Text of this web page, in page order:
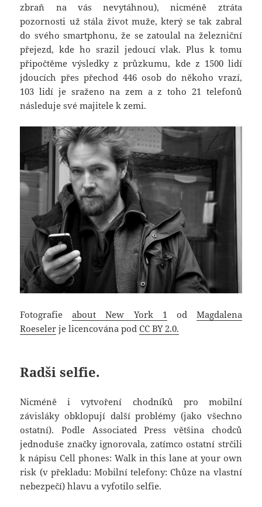
zbraň na vás nevytáhnou), nicméně ztráta
pozornosti už stála život muže, který se tak zabral
do svého smartphonu, že se zatoulal na železniční
přejezd, kde ho srazil jedoucí vlak. Plus k tomu
připočtěme výsledky z průzkumu, kde z 1500 lidí
jdoucích přes přechod 446 osob do někoho vrazí,
103 lidí je sraženo na zem a z toho 21 telefonů
následuje své majitele k zemi.
Fotografieabout New York 1 od Magdalena
Roeseler je licencována podCC BY 2.0.
Radši selfie.
Nicméně i vytvoření chodníků pro mobilní
závisláky obklopují další problémy (jako všechno
ostatní). Podle Associated Press většina chodců
jednoduše značky ignorovala, zatímco ostatní strčili
k nápisu Cell phones: Walk in this lane at your own
risk (v překladu: Mobilní telefony: Chůze na vlastní
nebezpečí) hlavu a vyfotilo selfie.